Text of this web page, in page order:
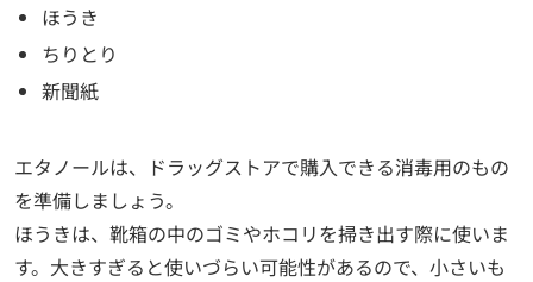
ほうき
ちりとり
新聞紙
エタノールは、ドラッグストアで購入できる消毒用のもの
を準備しましょう。
ほうきは、靴箱の中のゴミやホコリを掃き出す際に使いま
す。大きすぎると使いづらい可能性があるので、小さいも